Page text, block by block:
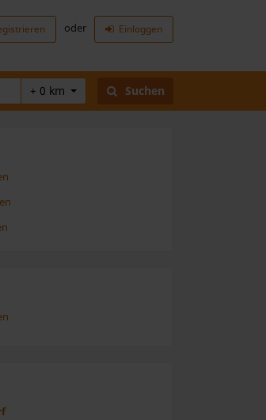
oder Einloggen
+ 0 km
Suchen